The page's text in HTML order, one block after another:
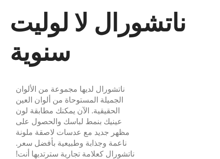
ناتشورال لا لوليت
سنوية
ناتشورال لديها مجموعة من الألوان
الجميلة المستوحاة من ألوان العين
الحقيقية. الآن يمكنك مطابقة لون
عينيك بنمط لباسك والحصول على
مظهر جديد مع عدسات لاصقة ملونة
ناعمة وجذابة وطبيعية بأفضل سعر.
ناتشورال كعلامة تجارية سترتديها أنت!